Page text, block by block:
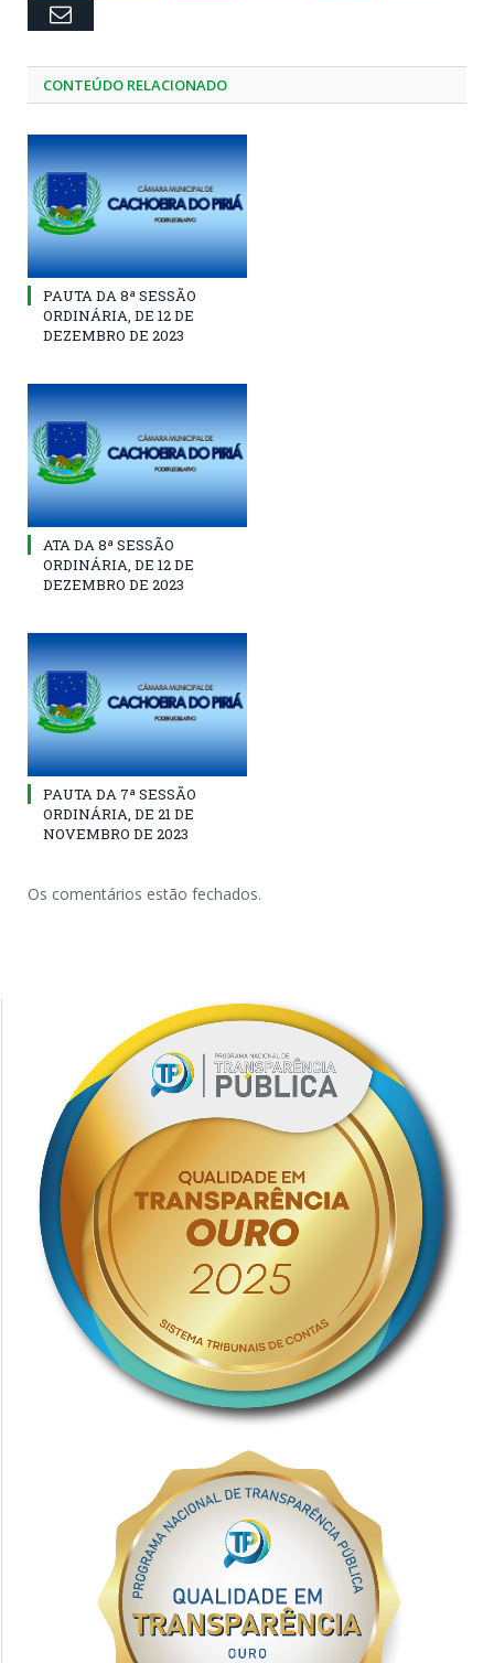
Email
CONTEÚDO RELACIONADO
PAUTA DA 8ª SESSÃO
ORDINÁRIA, DE 12 DE
DEZEMBRO DE 2023
ATA DA 8ª SESSÃO
ORDINÁRIA, DE 12 DE
DEZEMBRO DE 2023
PAUTA DA 7ª SESSÃO
ORDINÁRIA, DE 21 DE
NOVEMBRO DE 2023
Os comentários estão fechados.